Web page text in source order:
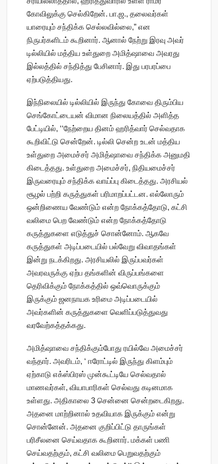
கோவிலுக்கு செல்கிறேன். பா.ஜ., தலைவர்கள்
யாரையும் சந்திக்க செல்லவில்லை,” என
நிருபர்களிடம் கூறினார். ஆனால் நேற்று இரவு அவர்
டில்லியில் மத்திய உள்துறை அமித்ஷாவை அவரது
இல்லத்தில் சந்தித்து பேசினார். இது பரபரப்பை
ஏற்படுத்தியது.
இந்நிலையில் டில்லியில் இருந்து கோவை திரும்பிய
செங்கோட்டையன் விமான நிலையத்தில் அளித்த
பேட்டியில், ‘‘நேற்றைய தினம் ஹரித்வார் செல்வதாக
கூறிவிட்டு சென்றேன். டில்லி சென்ற உடன் மத்திய
உள்துறை அமைச்சர் அமித்ஷாவை சந்திக்க அனுமதி
கிடைத்தது. உள்துறை அமைச்சர், நிதியமைச்சர்
இருவரையும் சந்திக்க வாய்ப்பு கிடைத்தது. அரசியல்
சூழல் பற்றி கருத்துகள் பரிமாறப்பட்டன. எல்லோரும்
ஒன்றிணைய வேண்டும் என்ற நோக்கத்தோடு, கட்சி
வலிமை பெற வேண்டும் என்ற நோக்கத்தோடு
கருத்துகளை எடுத்துச் சொன்னோம். ஆகவே
கருத்துகள் அடிப்படையில் பல்வேறு விவாதங்கள்
இன்று நடக்கிறது. அரசியலில் இருப்பவர்கள்
அவரவருக்கு ஏற்ப தங்களின் விருப்பங்களை
தெரிவிக்கும் நோக்கத்தில் ஒவ்வொருக்கும்
இருக்கும் ஜனநாயக உரிமை அடிப்படையில்
அவர்களின் கருத்துகளை வெளிப்படுத்துவது
வரவேற்கத்தக்கது.
அமித்ஷாவை சந்திக்கும்போது ரயில்வே அமைச்சர்
வந்தார். அவரிடம், ‘ ஈரோட்டில் இருந்து கிளம்பும்
ஏற்காடு எக்ஸ்பிரஸ் முன்கூட்டியே செல்வதால்
மாணவர்கள், வியாபாரிகள் செல்வது கடினமாக
உள்ளது. அதிகாலை 3 சென்னை சென்றடைகிறது.
அதனை மாற்றினால் உதவியாக இருக்கும் என்று
சொன்னேன். அதனை குறிப்பிட்டு தாருங்கள்
பரிசீலனை செய்வதாக கூறினார். மக்கள் பணி
செய்வதற்கும், கட்சி வலிமை பெறுவதற்கும்